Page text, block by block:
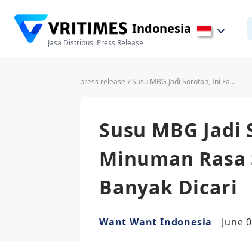
Indonesia
Jasa Distribusi Press Release
press release / Susu MBG Jadi Sorotan, Ini Fakta Minuman Rasa Susu Multivitamin yang Banyak Dicari
Susu MBG
Minuman
Banyak Dicari
Want Want Indonesia June